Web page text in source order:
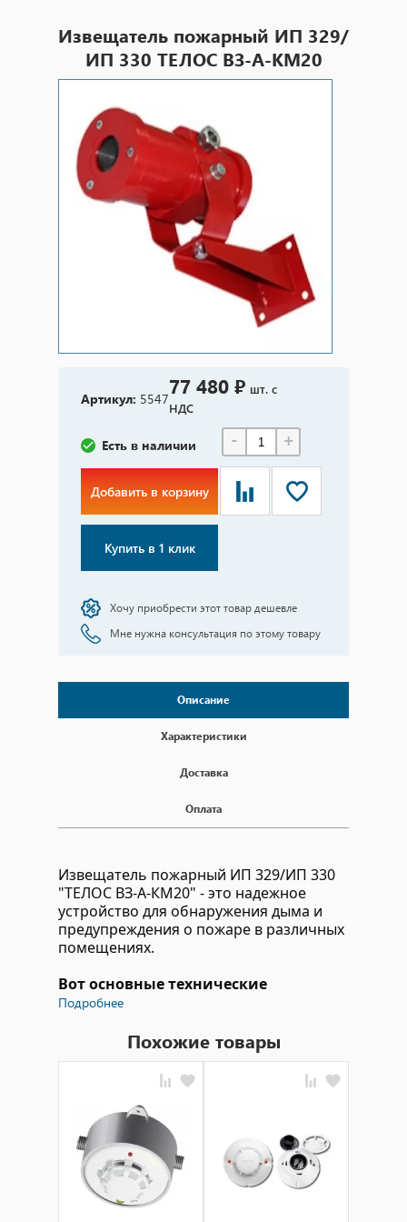
Извещатель пожарный ИП 329/
ИП 330 ТЕЛОС ВЗ-А-КМ20
Артикул: 554777 480 ₽ шт. с
НДС
Есть в наличии - +
Добавить в корзину
Купить в 1 клик
Хочу приобрести этот товар дешевле
Мне нужна консультация по этому товару
Описание
Характеристики
Доставка
Оплата
Извещатель пожарный ИП 329/ИП 330
"ТЕЛОС ВЗ-А-КМ20" - это надежное
устройство для обнаружения дыма и
предупреждения о пожаре в различных
помещениях.
Вот основные технические
характеристики данного
Тип извещателя: пожарный
точечный дымовой.
Диапазон рабочих температур: от
-10°C до +50°C.
Чувствительность к дыму: не менее
0,15-0,30 дБ/м.
Напряжение питания: 24 В
постоянного тока.
Подробнее
Похожие товары